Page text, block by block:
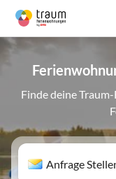
Finde deine
Anfrage